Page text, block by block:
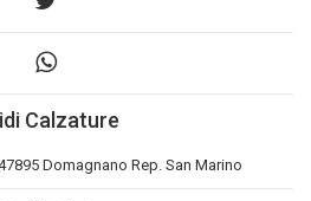
Calzature
Domagnano Rep. San Marino